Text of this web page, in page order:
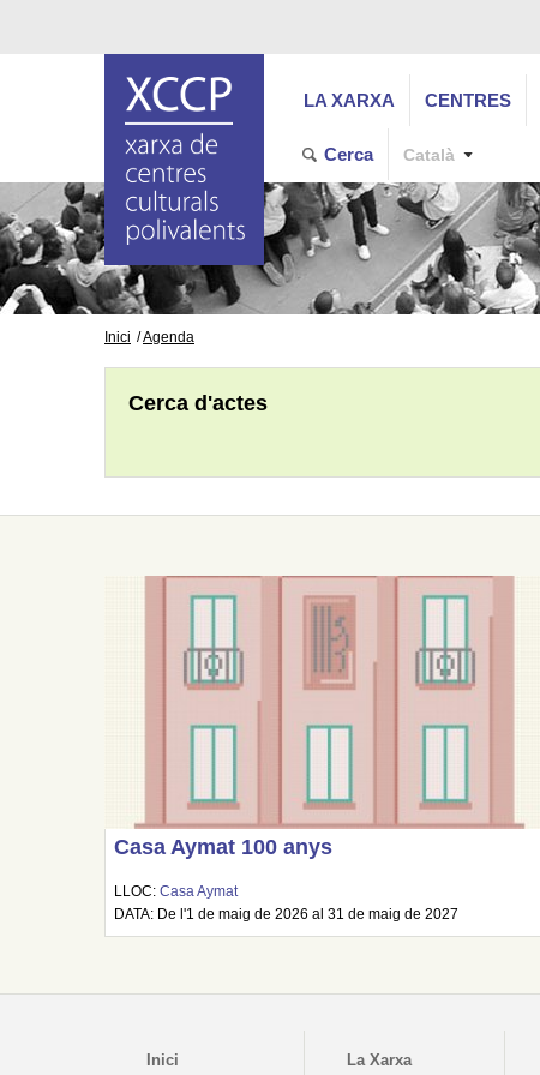
LA XARXA CENTRES
Cerca Català
Inici Agenda
Cerca d'actes
Casa Aymat 100 anys
LLOC:Casa Aymat
DATA: De l'1 de maig de 2026 al 31 de maig de 2027
Inici La Xarxa